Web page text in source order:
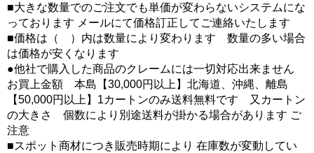
■大きな数量でのご注文でも単価が変わらないシステムにな
っております メールにて価格訂正してご連絡いたします
■価格は（ ）内は数量により変わります 数量の多い場合
は価格が安くなります
●他社で購入した商品のクレームには一切対応出来ません
お買上金額 本島【30,000円以上】北海道、沖縄、離島
【50,000円以上】1カートンのみ送料無料です 又カートン
の大きさ 個数により別途送料が掛かる場合があります ご
注意
■スポット商材につき販売時期により 在庫数が変動してい